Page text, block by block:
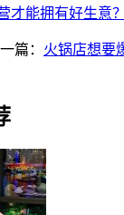
才能拥有好生意？
一篇： 火锅店想要